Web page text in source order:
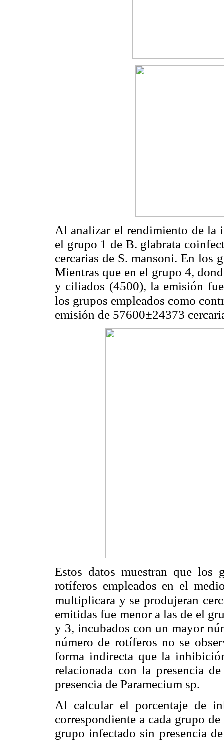
Al analizar el rendimiento de la
el grupo 1 de B. glabrata
cercarias de S. mansoni. En los
Mientras que en el grupo 4,
y ciliados (4500), la emisión
los grupos empleados como
emisión de 57600±24373
Estos datos muestran que
rotíferos empleados en el
multiplicara y se produjeran
emitidas fue menor a las de el
y 3, incubados con un mayor
número de rotíferos no se
forma indirecta que la
relacionada con la presencia
presencia de Paramecium sp.
Al calcular el porcentaje de
correspondiente a cada grupo
grupo infectado sin presencia